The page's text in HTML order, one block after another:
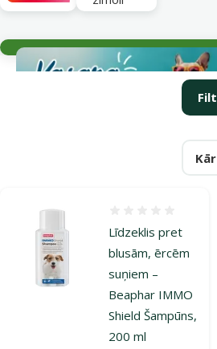
Produkti kategorijā Pretparazītu
L­īdzeklis pret
blusām, ērcēm
suņiem –
Beaphar IMMO
Shield Šampūns,
200 ml